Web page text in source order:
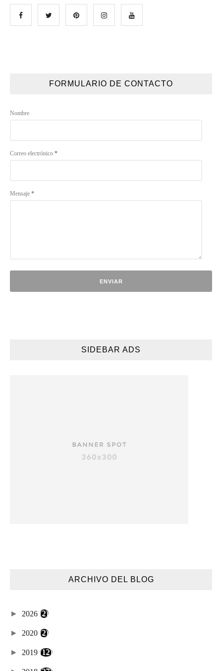
FORMULARIO DE CONTACTO
Nombre
Correo electrónico *
Mensaje *
SIDEBAR ADS
ARCHIVO DEL BLOG
► 2026 (2)
► 2020 (2)
► 2019 (12)